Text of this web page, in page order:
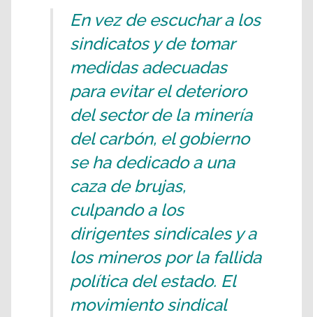
En vez de escuchar a los
sindicatos y de tomar
medidas adecuadas
para evitar el deterioro
del sector de la minería
del carbón, el gobierno
se ha dedicado a una
caza de brujas,
culpando a los
dirigentes sindicales y a
los mineros por la fallida
política del estado. El
movimiento sindical